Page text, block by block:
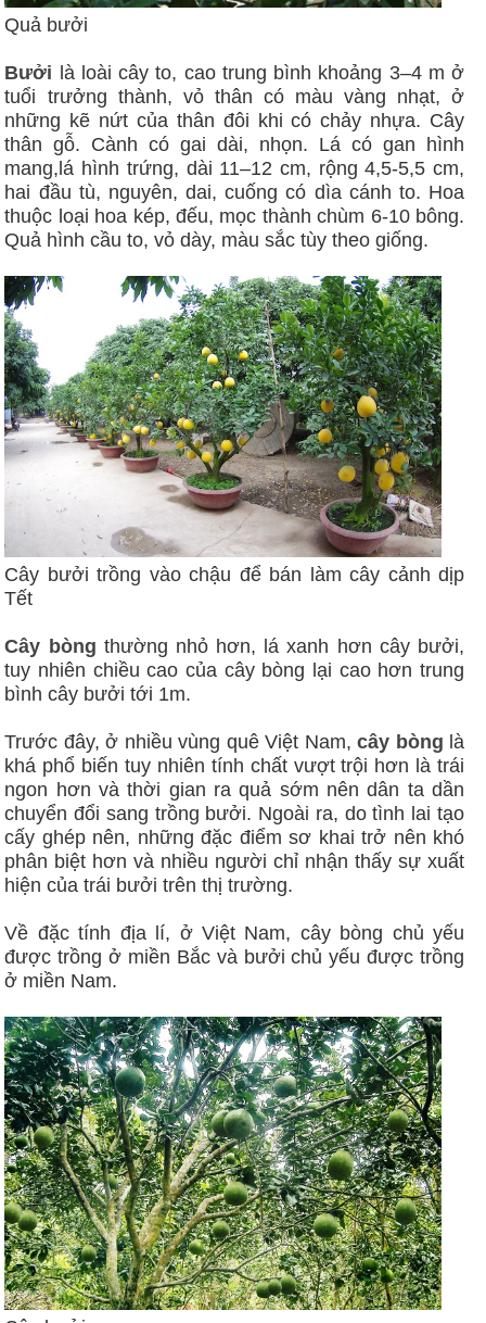
Quả bưởi
Bưởi là loài cây to, cao trung bình khoảng 3–4 m ở
tuổi trưởng thành, vỏ thân có màu vàng nhạt, ở
những kẽ nứt của thân đôi khi có chảy nhựa. Cây
thân gỗ. Cành có gai dài, nhọn. Lá có gan hình
mang,lá hình trứng, dài 11–12 cm, rộng 4,5-5,5 cm,
hai đầu tù, nguyên, dai, cuống có dìa cánh to. Hoa
thuộc loại hoa kép, đếu, mọc thành chùm 6-10 bông.
Quả hình cầu to, vỏ dày, màu sắc tùy theo giống.
Cây bưởi trồng vào chậu để bán làm cây cảnh dịp
Tết
Cây bòng thường nhỏ hơn, lá xanh hơn cây bưởi,
tuy nhiên chiều cao của cây bòng lại cao hơn trung
bình cây bưởi tới 1m.
Trước đây, ở nhiều vùng quê Việt Nam,cây bòng là
khá phổ biến tuy nhiên tính chất vượt trội hơn là trái
ngon hơn và thời gian ra quả sớm nên dân ta dần
chuyển đổi sang trồng bưởi. Ngoài ra, do tình lai tạo
cấy ghép nên, những đặc điểm sơ khai trở nên khó
phân biệt hơn và nhiều người chỉ nhận thấy sự xuất
hiện của trái bưởi trên thị trường.
Về đặc tính địa lí, ở Việt Nam, cây bòng chủ yếu
được trồng ở miền Bắc và bưởi chủ yếu được trồng
ở miền Nam.